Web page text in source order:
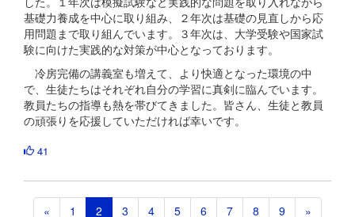
基礎力養成を中心に取り組み、２年次は基礎の見直しから応
用問題まで取り組んでいます。３年次は、大学受験や国家試
験に向けた実践的な対策が中心となっております。
冷房完備の講義室も増えて、より快適となった環境の中
で、生徒たちはそれぞれ自分の学習に真剣に臨んでいます。
教員たちの指導も熱を帯びてきました。皆さん、生徒と教員
の頑張りを応援していただければ幸いです。
41
« 1 2 3 4 5 6 7 8 9 »